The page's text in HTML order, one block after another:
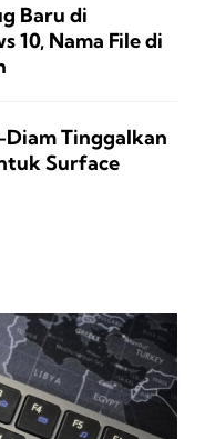
Baru di
10, Nama File di
Tinggalkan
Surface